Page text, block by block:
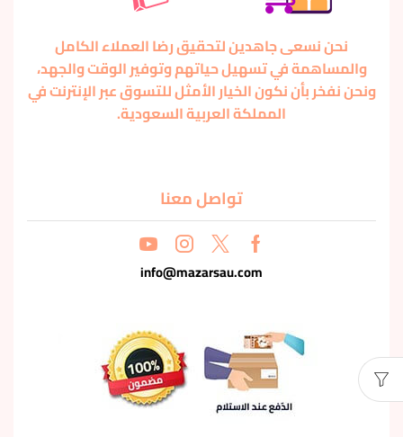
نحن نسعى جاهدين لتحقيق رضا العملاء الكامل
والمساهمة في تسهيل حياتهم وتوفير الوقت والجهد،
ونحن نفخر بأن نكون الخيار الأمثل للتسوق عبر الإنترنت في
المملكة العربية السعودية.
تواصل معنا
info@mazarsau.com